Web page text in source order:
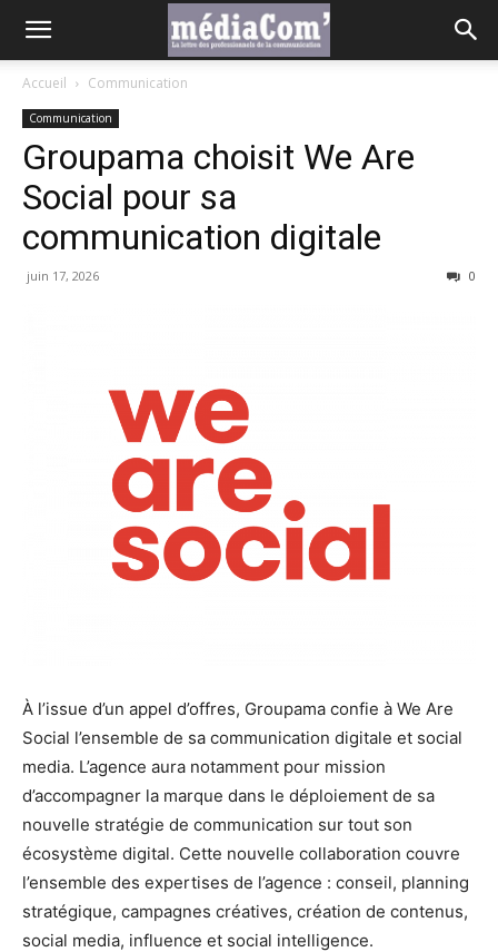
Accueil Communication
Communication
Groupama choisit We Are
Social pour sa
communication digitale
juin 17, 2026 0
À l’issue d’un appel d’offres, Groupama confie à We Are
Social l’ensemble de sa communication digitale et social
media. L’agence aura notamment pour mission
d’accompagner la marque dans le déploiement de sa
nouvelle stratégie de communication sur tout son
écosystème digital. Cette nouvelle collaboration couvre
l’ensemble des expertises de l’agence : conseil, planning
stratégique, campagnes créatives, création de contenus,
social media, influence et social intelligence.